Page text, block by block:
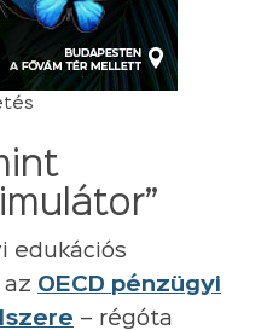
edukációs
az OECD pénzügyi
– régóta